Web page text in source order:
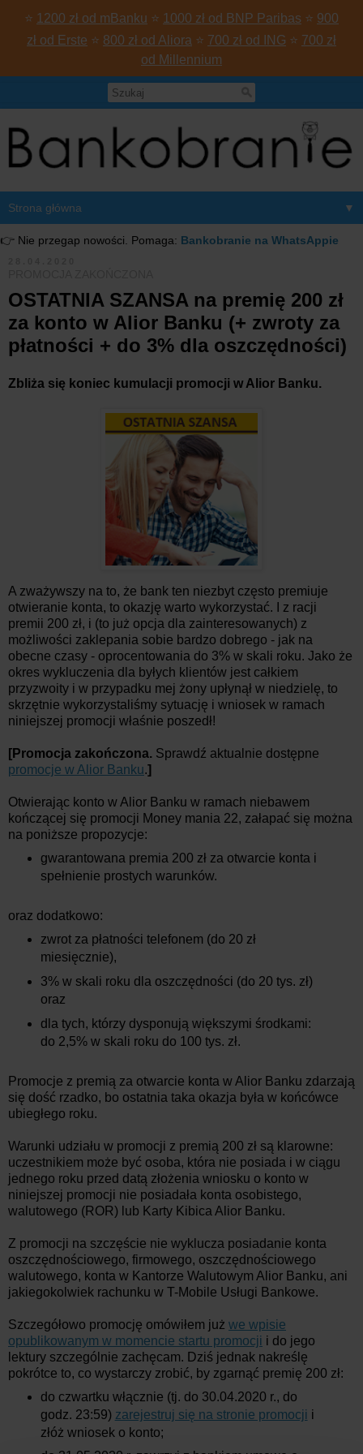
⭐ 1200 zł od mBanku ⭐ 1000 zł od BNP Paribas ⭐ 900
zł od Erste ⭐ 800 zł od Aliora ⭐ 700 zł od ING ⭐ 700 zł
od Millennium
▼
👉 Nie przegap nowości. Pomaga: Bankobranie na WhatsAppie
OSTATNIA SZANSA na premię 200 zł
za konto w Alior Banku (+ zwroty za
płatności + do 3% dla oszczędności)
Zbliża się koniec kumulacji promocji w Alior Banku.
A zważywszy na to, że bank ten niezbyt często premiuje
otwieranie konta, to okazję warto wykorzystać. I z racji
premii 200 zł, i (to już opcja dla zainteresowanych) z
możliwości zaklepania sobie bardzo dobrego - jak na
obecne czasy - oprocentowania do 3% w skali roku. Jako że
okres wykluczenia dla byłych klientów jest całkiem
przyzwoity i w przypadku mej żony upłynął w niedzielę, to
skrzętnie wykorzystaliśmy sytuację i wniosek w ramach
niniejszej promocji właśnie poszedł!
[Promocja zakończona. Sprawdź aktualnie dostępne
promocje w Alior Banku.]
Otwierając konto w Alior Banku w ramach niebawem
kończącej się promocji Money mania 22, załapać się można
na poniższe propozycje:
gwarantowana premia 200 zł za otwarcie konta i
spełnienie prostych warunków.
oraz dodatkowo:
zwrot za płatności telefonem (do 20 zł
miesięcznie),
3% w skali roku dla oszczędności (do 20 tys. zł)
oraz
dla tych, którzy dysponują większymi środkami:
do 2,5% w skali roku do 100 tys. zł.
Promocje z premią za otwarcie konta w Alior Banku zdarzają
się dość rzadko, bo ostatnia taka okazja była w końcówce
ubiegłego roku.
Warunki udziału w promocji z premią 200 zł są klarowne:
uczestnikiem może być osoba, która nie posiada i w ciągu
jednego roku przed datą złożenia wniosku o konto w
niniejszej promocji nie posiadała konta osobistego,
walutowego (ROR) lub Karty Kibica Alior Banku.
Z promocji na szczęście nie wyklucza posiadanie konta
oszczędnościowego, firmowego, oszczędnościowego
walutowego, konta w Kantorze Walutowym Alior Banku, ani
jakiegokolwiek rachunku w T-Mobile Usługi Bankowe.
Szczegółowo promocję omówiłem już we wpisie
opublikowanym w momencie startu promocji i do jego
lektury szczególnie zachęcam. Dziś jednak nakreślę
pokrótce to, co wystarczy zrobić, by zgarnąć premię 200 zł:
do czwartku włącznie (tj. do 30.04.2020 r., do
godz. 23:59) zarejestruj się na stronie promocji i
złóż wniosek o konto;